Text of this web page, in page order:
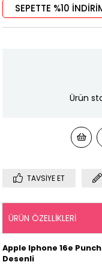
SEPETTE %10
Ürün
TAVSIYE ET
ÜRÜN ÖZELLIKLERI
Apple Iphone 16e
Desenli